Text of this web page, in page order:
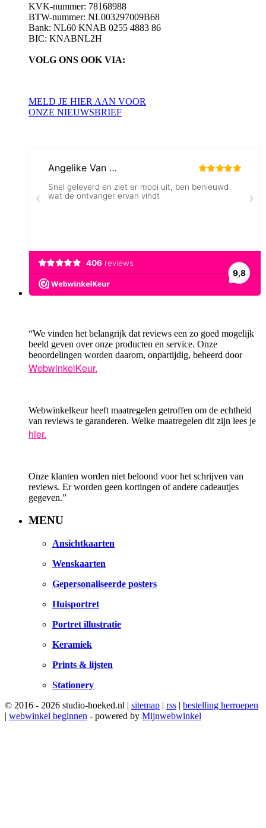
KVK-nummer: 78168988
BTW-nummer: NL003297009B68
Bank: NL60 KNAB 0255 4883 86
BIC: KNABNL2H
VOLG ONS OOK VIA:
MELD JE HIER AAN VOOR
ONZE NIEUWSBRIEF
“We vinden het belangrijk dat reviews een zo goed mogelijk
beeld geven over onze producten en service. Onze
beoordelingen worden daarom, onpartijdig, beheerd door
WebwinkelKeur.
Webwinkelkeur heeft maatregelen getroffen om de echtheid
van reviews te garanderen. Welke maatregelen dit zijn lees je
hier.
Onze klanten worden niet beloond voor het schrijven van
reviews. Er worden geen kortingen of andere cadeautjes
gegeven.”
MENU
Ansichtkaarten
Wenskaarten
Gepersonaliseerde posters
Huisportret
Portret illustratie
Keramiek
Prints & lijsten
Stationery
© 2016 - 2026 studio-hoeked.nl | sitemap | rss | bestelling herroepen
| webwinkel beginnen - powered by Mijnwebwinkel